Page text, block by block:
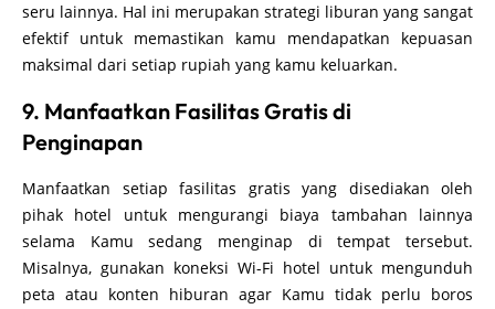
seru lainnya. Hal ini merupakan strategi liburan yang sangat
efektif untuk memastikan kamu mendapatkan kepuasan
maksimal dari setiap rupiah yang kamu keluarkan.
9. Manfaatkan Fasilitas Gratis di
Penginapan
Manfaatkan setiap fasilitas gratis yang disediakan oleh
pihak hotel untuk mengurangi biaya tambahan lainnya
selama Kamu sedang menginap di tempat tersebut.
Misalnya, gunakan koneksi Wi-Fi hotel untuk mengunduh
peta atau konten hiburan agar Kamu tidak perlu boros